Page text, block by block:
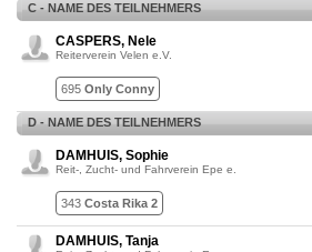
C - NAME DES TEILNEHMERS
CASPERS, Nele
Reiterverein Velen e.V.
695 Only Conny
D - NAME DES TEILNEHMERS
DAMHUIS, Sophie
Reit-, Zucht- und Fahrverein Epe e.
343 Costa Rika 2
DAMHUIS, Tanja